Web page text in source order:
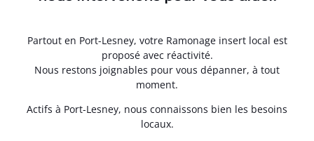
Partout en Port-Lesney, votre Ramonage insert local est
proposé avec réactivité.
Nous restons joignables pour vous dépanner, à tout
moment.
Actifs à Port-Lesney, nous connaissons bien les besoins
locaux.